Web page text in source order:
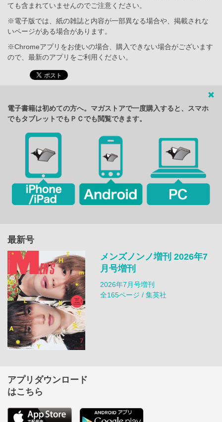
ても含まれていませんのでご注意ください。
※電子版では、紙の雑誌と内容が一部異なる場合や、掲載されな
いページがある場合があります。
※Chromeアプリをお使いの場合、購入できない場合がございます
ので、最新のアプリをご利用ください。
電子書籍は初めての方へ。マガストアで一度購入すると、スマホ
でもタブレットでもＰＣでも閲覧できます。
最新号
メンズノンノ増刊 2026年7
月号増刊
2026年7月号増刊
全165ページ / 集英社
アプリダウンロード
はこちら